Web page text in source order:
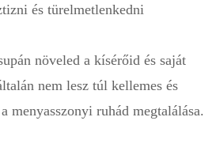
és türelmetlenkedni
növeled a kísérőid és saját
nem lesz túl kellemes és
menyasszonyi ruhád megtalálása.